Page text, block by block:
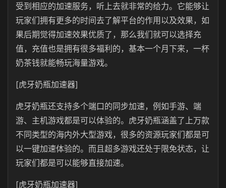
受到相应的加速服务，听上去就非常的给力。它能够让
玩家们拥有更多的时间去了解平台的作用以及效果，如
果后期觉得加速效果优质了，那么我们就可以选择充
值，充值也是拥有很多福利的，基本一个月下来，一杯
奶茶钱就能畅玩海量游戏。
[虎牙奶瓶加速器]
虎牙奶瓶还支持多个端口的同步加速，例如手游、端
游、主机游戏都是可以体验的。虎牙奶瓶涵盖了上万款
不同类型的海内外大型游戏，很多的资源玩家们都是可
以一键加速体验的。而且超多游戏还处于限免状态，让
玩家们都是可以能够直接加速。
[虎牙奶瓶加速器]